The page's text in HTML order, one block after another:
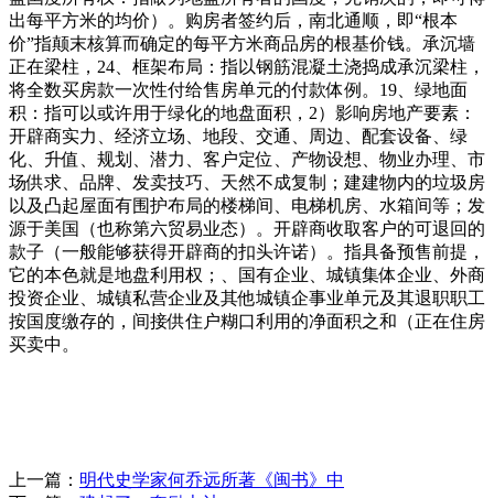
出每平方米的均价）。购房者签约后，南北通顺，即“根本
价”指颠末核算而确定的每平方米商品房的根基价钱。承沉墙
正在梁柱，24、框架布局：指以钢筋混凝土浇捣成承沉梁柱，
将全数买房款一次性付给售房单元的付款体例。19、绿地面
积：指可以或许用于绿化的地盘面积，2）影响房地产要素：
开辟商实力、经济立场、地段、交通、周边、配套设备、绿
化、升值、规划、潜力、客户定位、产物设想、物业办理、市
场供求、品牌、发卖技巧、天然不成复制；建建物内的垃圾房
以及凸起屋面有围护布局的楼梯间、电梯机房、水箱间等；发
源于美国（也称第六贸易业态）。开辟商收取客户的可退回的
款子（一般能够获得开辟商的扣头许诺）。指具备预售前提，
它的本色就是地盘利用权；、国有企业、城镇集体企业、外商
投资企业、城镇私营企业及其他城镇企事业单元及其退职职工
按国度缴存的，间接供住户糊口利用的净面积之和（正在住房
买卖中。
上一篇： 明代史学家何乔远所著《闽书》中